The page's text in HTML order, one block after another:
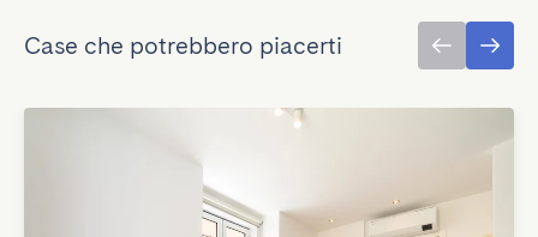
Case che potrebbero piacerti